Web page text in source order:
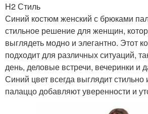
H2 Стиль
Синий костюм женский с брюками
стильное решение для женщин,
выглядеть модно и элегантно. Этот
подходит для различных ситуаций,
день, деловые встречи, вечеринки и
Синий цвет всегда выглядит
палаццо добавляют уверенности и